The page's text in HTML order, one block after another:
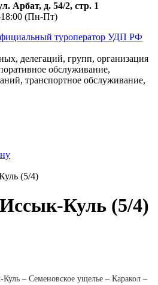
Арбат, д. 54/2, стр. 1
(Пн-Пт)
туроператор УДП РФ
делегаций, групп, организация
обслуживание,
транспортное обслуживание,
(5/4)
Куль (5/4)
– Семеновское ущелье – Каракол –